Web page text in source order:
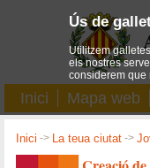
Inici Mapa web
Inici -> La teua ciutat ->
Ús de
Utilitzem
els nostres
considerem que